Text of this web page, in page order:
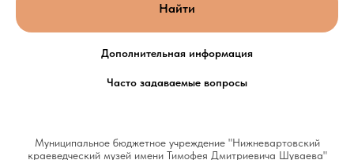
Найти
Дополнительная информация
Часто задаваемые вопросы
Муниципальное бюджетное учреждение "Нижневартовский
краеведческий музей имени Тимофея Дмитриевича Шуваева"